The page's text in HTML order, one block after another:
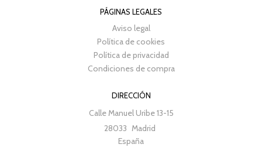
PÁGINAS LEGALES
Aviso legal
Política de cookies
Política de privacidad
Condiciones de compra
DIRECCIÓN
Calle Manuel Uribe 13-15
28033 Madrid
España